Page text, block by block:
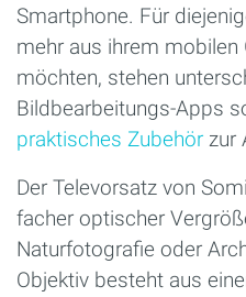
Smartphone. Für
mehr aus ihrem mobilen
möchten, stehen
Bildbearbeitungs-Apps
praktisches Zubehör zur
Der Televorsatz von
facher optischer
Naturfotografie oder
Objektiv besteht aus